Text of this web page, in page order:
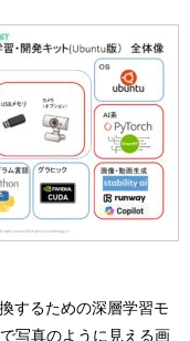
するための深層学習モ
写真のように見える画